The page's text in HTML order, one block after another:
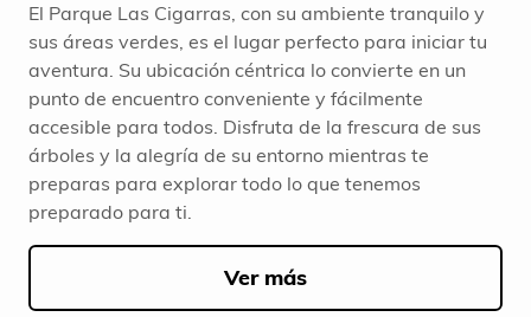
El Parque Las Cigarras, con su ambiente tranquilo y
sus áreas verdes, es el lugar perfecto para iniciar tu
aventura. Su ubicación céntrica lo convierte en un
punto de encuentro conveniente y fácilmente
accesible para todos. Disfruta de la frescura de sus
árboles y la alegría de su entorno mientras te
preparas para explorar todo lo que tenemos
preparado para ti.
Ver más